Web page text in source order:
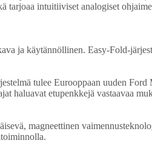
tarjoaa intuitiiviset analogiset
ja käytännöllinen. Easy-Fold-
tulee Eurooppaan uuden
etupenkkejä vastaavaa
magneettinen